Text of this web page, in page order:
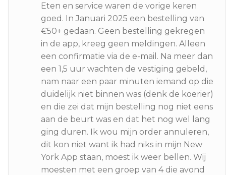
Eten en service waren de vorige keren
goed. In Januari 2025 een bestelling van
€50+ gedaan. Geen bestelling gekregen
in de app, kreeg geen meldingen. Alleen
een confirmatie via de e-mail. Na meer dan
een 1,5 uur wachten de vestiging gebeld,
nam naar een paar minuten iemand op die
duidelijk niet binnen was (denk de koerier)
en die zei dat mijn bestelling nog niet eens
aan de beurt was en dat het nog wel lang
ging duren. Ik wou mijn order annuleren,
dit kon niet want ik had niks in mijn New
York App staan, moest ik weer bellen. Wij
moesten met een groep van 4 die avond